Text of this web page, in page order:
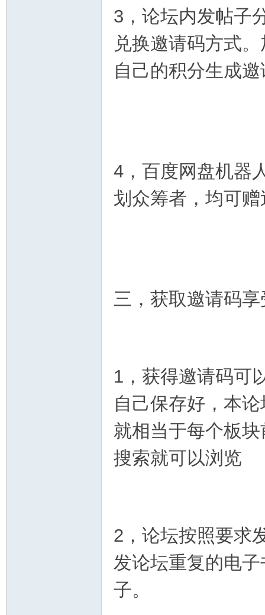
3，论坛内发帖子
兑换邀请码方式
自己的积分生成
4，百度网盘机器
划众筹者，均可
三，获取邀请码
1，获得邀请码可
自己保存好，本
就相当于每个板
搜索就可以浏览
2，论坛按照要求
发论坛重复的电
子。